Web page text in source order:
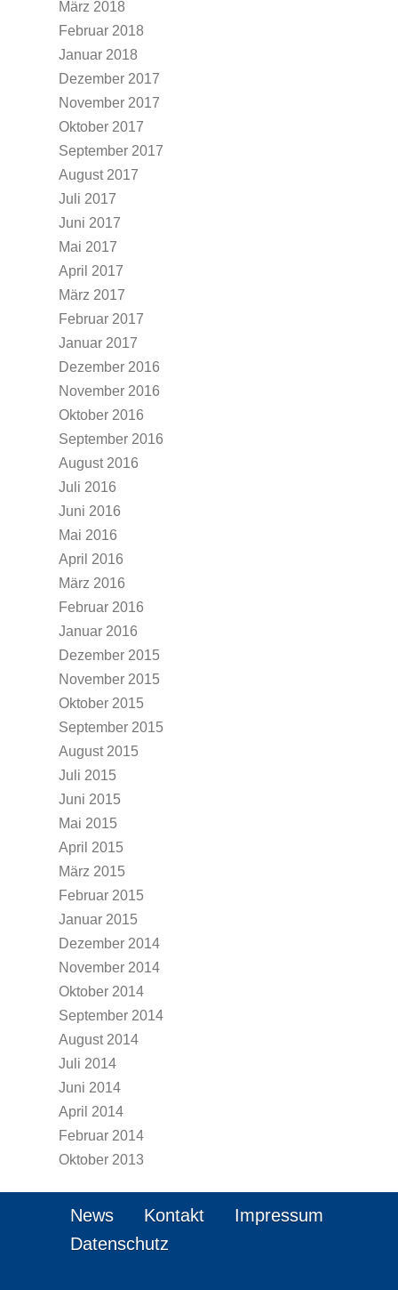
März 2018
Februar 2018
Januar 2018
Dezember 2017
November 2017
Oktober 2017
September 2017
August 2017
Juli 2017
Juni 2017
Mai 2017
April 2017
März 2017
Februar 2017
Januar 2017
Dezember 2016
November 2016
Oktober 2016
September 2016
August 2016
Juli 2016
Juni 2016
Mai 2016
April 2016
März 2016
Februar 2016
Januar 2016
Dezember 2015
November 2015
Oktober 2015
September 2015
August 2015
Juli 2015
Juni 2015
Mai 2015
April 2015
März 2015
Februar 2015
Januar 2015
Dezember 2014
November 2014
Oktober 2014
September 2014
August 2014
Juli 2014
Juni 2014
April 2014
Februar 2014
Oktober 2013
News Kontakt
Impressum
Datenschutz